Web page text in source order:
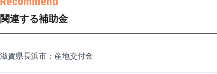
関連する補助金
滋賀県長浜市：産地交付金